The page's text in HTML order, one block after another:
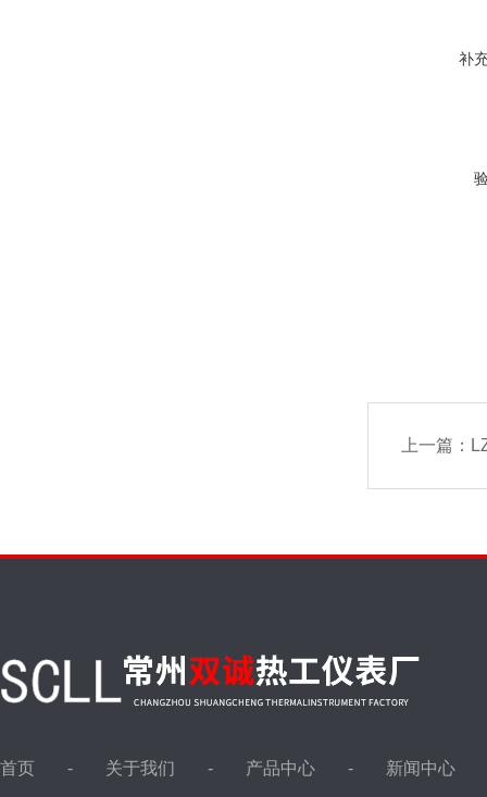
补
上一篇：
首页 关于我们 产品中心 新闻中心